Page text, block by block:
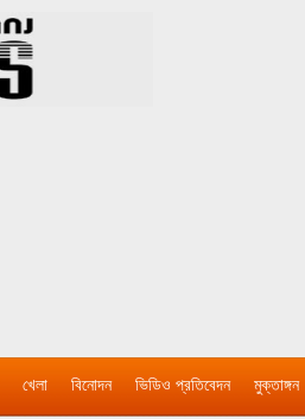
খেলা বিনোদন ভিডিও প্রতিবেদন মুক্তাঙ্গন